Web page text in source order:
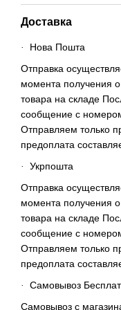
Доставка
·
Нова Пошта
Отправка
момента получения
товара на складе
сообщение с
Отправляем только
предоплата
·
Укрпошта
Отправка
момента получения
товара на складе
сообщение с
Отправляем только
предоплата
·
Самовывоз
Самовывоз с